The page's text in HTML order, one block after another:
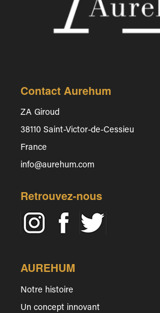
Contact Aurehum
ZA Giroud
38110 Saint-Victor-de-Cessieu
France
info@aurehum.com
Retrouvez-nous
AUREHUM
Notre histoire
Un concept innovant